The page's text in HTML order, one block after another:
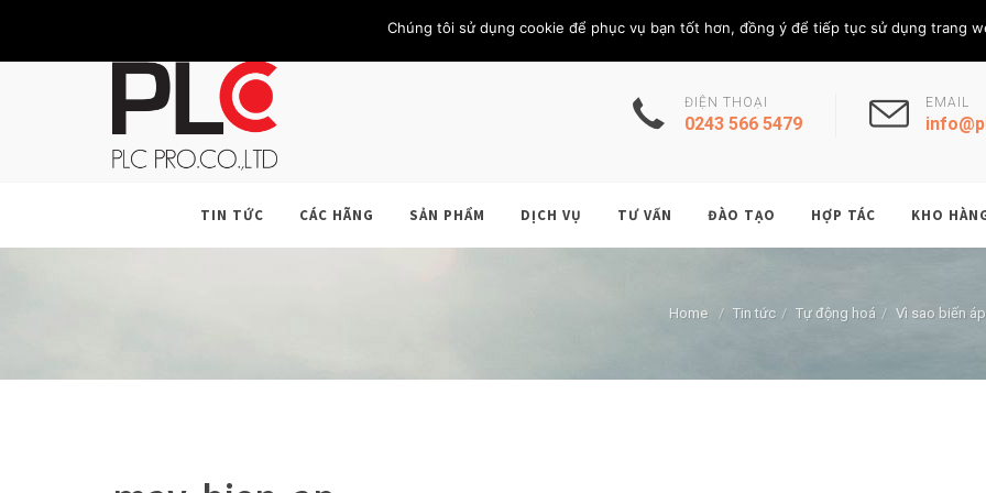
KHÁCH HÀNG LIÊN HỆ THÀNH VIÊN Thứ Sáu, 7/8/
ĐIỆN THOẠI
0243 566 5479
EMAIL
TIN TỨC CÁC HÃNG SẢN PHẨM DỊCH VỤ TƯ VẤN ĐÀO TẠO HỢP TÁC KHO
Home / Tin tức / Tự động hoá / Vì sao biến
Chúng tôi sử dụng cookie để phục vụ bạn tốt hơn, đồng ý để tiếp tục sử dụng trang